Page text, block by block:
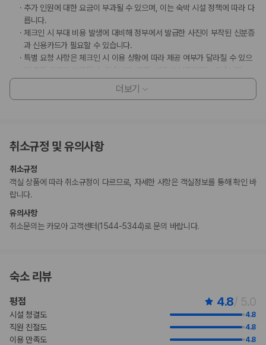
추가 인원에 대한 요금이 부과될 수 있으며, 이는 숙박 시설 정책에 따라 다
릅니다.
체크인 시 부대 비용 발생에 대비해 정부에서 발급한 사진이 부착된 신분증
과 신용카드가 필요할 수 있습니다.
특별 요청 사항은 체크인 시 이용 상황에 따라 제공 여부가 달라질 수 있으
이 숙박 시설에서는 신용카드로 결제하실 수 있습니다. 현금은 받지 않습니
설에 연락하여 적합한 객실을 이용할 수 있는지 확인하시기 바랍니다.
지 않고 이용할 경우 무료로 숙박할 수 있습니다.
이 숙박 시설은 장애인 안내 동물을 비롯한 모든 반려동물의 출입을 금지하
고 있습니다.
이 숙박 시설까지 오고 가실 때 자동차가 필요합니다.
차량 필요함
뷔페아침 식사 요금: 성인 THB 3200, 어린이 THB 890(대략적인 금액)
공항 셔틀 요금: 차량 1대당 THB 1050(편도, 정원 2명)
간이 침대 이용 요금: 1박 기준, THB 3000.0
위 목록에 명시되지 않은 다른 항목이 있을 수 있습니다. 요금 및 보증금은 세전
더보기
취소규정 및 유의사항
취소규정
객실 상품에 따라 취소규정이 다르므로, 자세한 사항은 객실정보를 통해 확인 바
랍니다.
유의사항
취소문의는 카모아 고객센터(1544-5344)로 문의 바랍니다.
숙소 리뷰
평점 4.8/ 5.0
시설 청결도 4.8
직원 친절도 4.8
이용 만족도 4.8